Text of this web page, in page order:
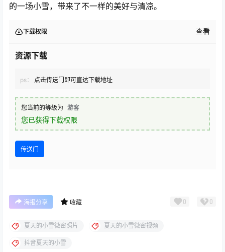
的一场小雪，带来了不一样的美好与清凉。
下载权限 查看
资源下载
ps： 点击传送门即可直达下载地址
您当前的等级为 游客
您已获得下载权限
传送门
海报分享 收藏 0 0
夏天的小雪微密照片 夏天的小雪微密视频
抖音夏天的小雪